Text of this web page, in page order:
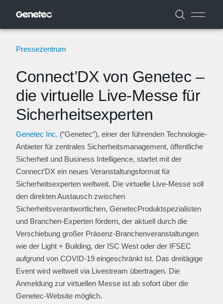
Pressezentrum
Connect’DX von Genetec –
die virtuelle Live-Messe für
Sicherheitsexperten
Genetec Inc. (“Genetec”), einer der führenden Technologie-
Anbieter für zentrales Sicherheitsmanagement, öffentliche
Sicherheit und Business Intelligence, startet mit der
Connect’DX ein neues Veranstaltungsformat für
Sicherheitsexperten weltweit. Die virtuelle Live-Messe soll
den direkten Austausch zwischen
Sicherheitsverantwortlichen, GenetecProduktspezialisten
und Branchen-Experten fördern, der aktuell durch die
Verschiebung großer Präsenz-Branchenveranstaltungen
wie der Light + Building, der ISC West oder der IFSEC
aufgrund von COVID-19 eingeschränkt ist. Das dreitägige
Event wird weltweit via Livestream übertragen. Die
Anmeldung zur virtuellen Messe ist ab sofort über die
Genetec-Website möglich.